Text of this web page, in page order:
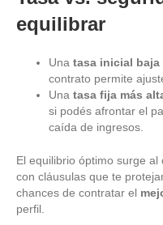
equilibrar
Una tasa inicial baja
contrato permite
Una tasa fija más
si podés afrontar el
caída de ingresos.
El equilibrio óptimo surge
con cláusulas que te
chances de contratar el
perfil.